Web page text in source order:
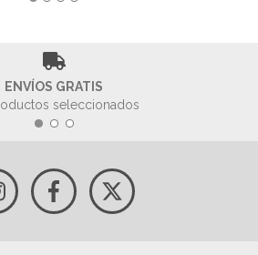
ENVÍOS GRATIS
seleccionados